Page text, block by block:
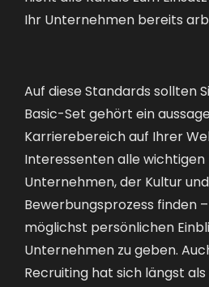
Ihr Unternehmen bereits
Auf diese Standards sollten
Basic-Set gehört ein
Karrierebereich auf Ihrer
Interessenten alle
Unternehmen, der Kultur
Bewerbungsprozess finden
möglichst persönlichen
Unternehmen zu geben.
Recruiting hat sich längst als